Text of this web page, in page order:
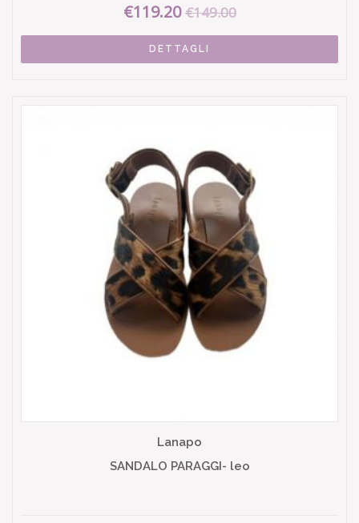
€119.20 €149.00
DETTAGLI
Lanapo
SANDALO PARAGGI- leo